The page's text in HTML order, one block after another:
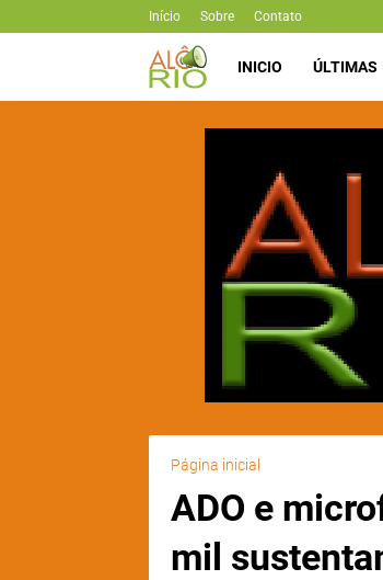
Início Sobre Contato
INICIO ÚLTIMAS
Página inicial
ADO e
mil